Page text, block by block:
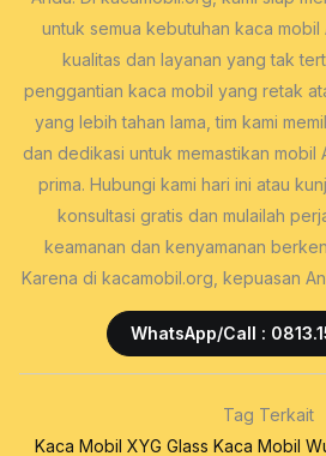
untuk semua kebutuhan kaca mobil
kualitas dan layanan yang tak
penggantian kaca mobil yang retak
yang lebih tahan lama, tim kami
dan dedikasi untuk memastikan mobil
prima. Hubungi kami hari ini atau
konsultasi gratis dan mulailah
keamanan dan kenyamanan
Karena di kacamobil.org, kepuasan
WhatsApp/Call :
Tag Terkait
Kaca Mobil XYG Glass Kaca Mobil